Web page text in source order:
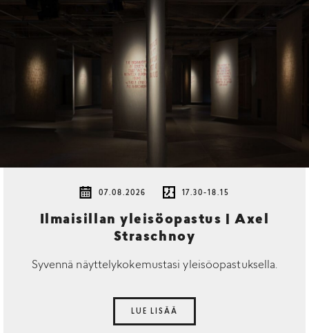
07.08.2026 17.30-18.15
Ilmaisillan yleisöopastus | Axel
Straschnoy
Syvennä näyttelykokemustasi yleisöopastuksella.
LUE LISÄÄ